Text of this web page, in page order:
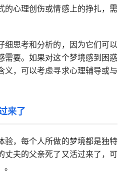
的心理创伤或情感上的挣扎，需
细思考和分析的，因为它们可以
需要。如果对这个梦境感到困惑
义，可以考虑寻求心理辅导或与
来了
验，每个人所做的梦境都是独特
丈夫的父亲死了又活过来了，可